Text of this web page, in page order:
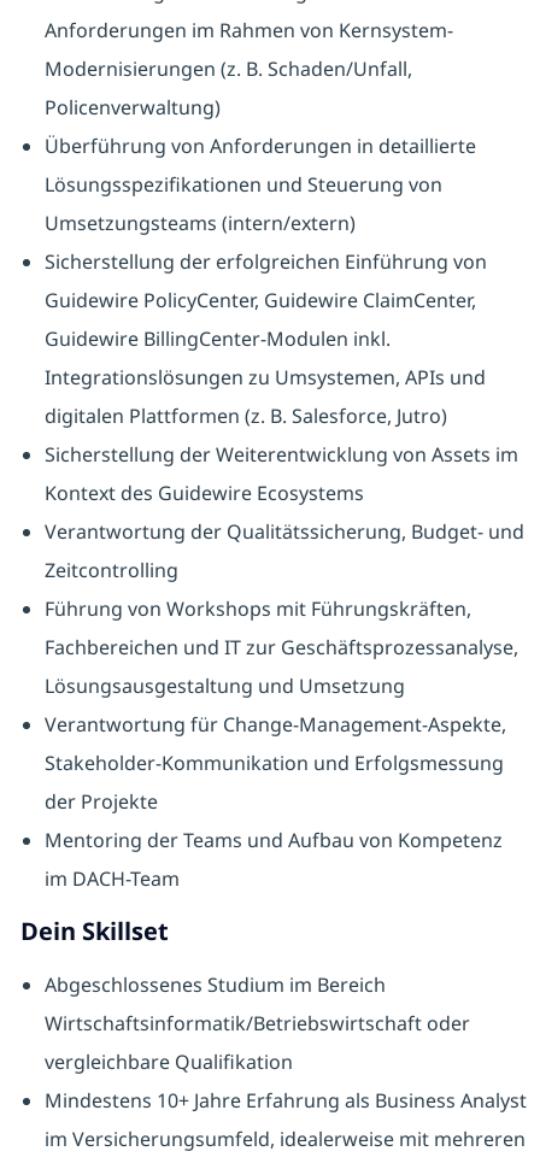
Anforderungen im Rahmen von Kernsystem-
Modernisierungen (z. B. Schaden/Unfall,
Policenverwaltung)
Überführung von Anforderungen in detaillierte
Lösungsspezifikationen und Steuerung von
Umsetzungsteams (intern/extern)
Sicherstellung der erfolgreichen Einführung von
Guidewire PolicyCenter, Guidewire ClaimCenter,
Guidewire BillingCenter-Modulen inkl.
Integrationslösungen zu Umsystemen, APIs und
digitalen Plattformen (z. B. Salesforce, Jutro)
Sicherstellung der Weiterentwicklung von Assets im
Kontext des Guidewire Ecosystems
Verantwortung der Qualitätssicherung, Budget- und
Zeitcontrolling
Führung von Workshops mit Führungskräften,
Fachbereichen und IT zur Geschäftsprozessanalyse,
Lösungsausgestaltung und Umsetzung
Verantwortung für Change-Management-Aspekte,
Stakeholder-Kommunikation und Erfolgsmessung
der Projekte
Mentoring der Teams und Aufbau von Kompetenz
im DACH-Team
Dein Skillset
Abgeschlossenes Studium im Bereich
Wirtschaftsinformatik/Betriebswirtschaft oder
vergleichbare Qualifikation
Mindestens 10+ Jahre Erfahrung als Business Analyst
im Versicherungsumfeld, idealerweise mit mehreren